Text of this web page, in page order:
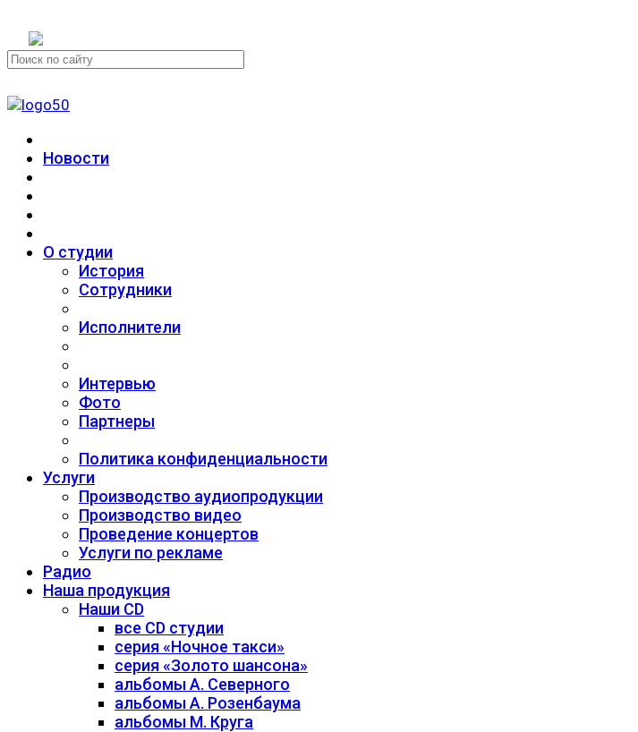
Новости
О студии
История
Сотрудники
Исполнители
Интервью
Фото
Партнеры
Политика конфиденциальности
Услуги
Производство аудиопродукции
Производство видео
Проведение концертов
Услуги по рекламе
Радио
Наша продукция
Наши CD
все CD студии
серия «Ночное такси»
серия «Золото шансона»
альбомы А. Северного
альбомы А. Розенбаума
альбомы М. Круга